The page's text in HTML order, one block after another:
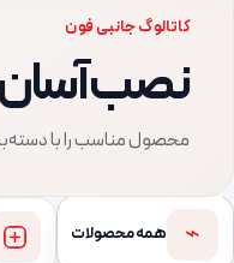
کاتالوگ جانبی فون
نصب
محصول مناسب را با
⌁ همه محصولات